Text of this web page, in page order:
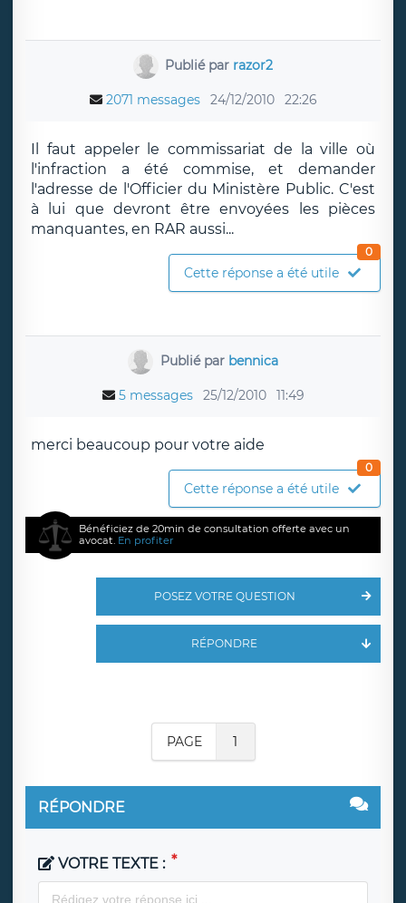
Publié par razor2
2071 messages 24/12/2010 22:26
Il faut appeler le commissariat de la ville où
l'infraction a été commise, et demander
l'adresse de l'Officier du Ministère Public. C'est
à lui que devront être envoyées les pièces
manquantes, en RAR aussi...
Cette réponse a été utile
0
Publié par bennica
5 messages 25/12/2010 11:49
merci beaucoup pour votre aide
Cette réponse a été utile
0
Bénéficiez de 20min de consultation offerte avec un
avocat. En profiter
POSEZ VOTRE QUESTION
RÉPONDRE
PAGE 1
RÉPONDRE
VOTRE TEXTE :